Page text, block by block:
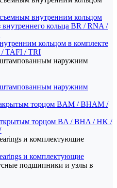
внутренним кольцом
кольца BR / RNA /
кольцом в комплекте
TAFI / TRI
наружним
наружним
торцом BAM / BHAM /
торцом BA / BHA / HK /
и комплектующие
и комплектующие
подшипники и узлы в